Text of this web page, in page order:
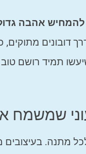
להמחיש אהבה
דובונים מתוקים,
תמיד רושם טוב
שמשמח
בעיצובים